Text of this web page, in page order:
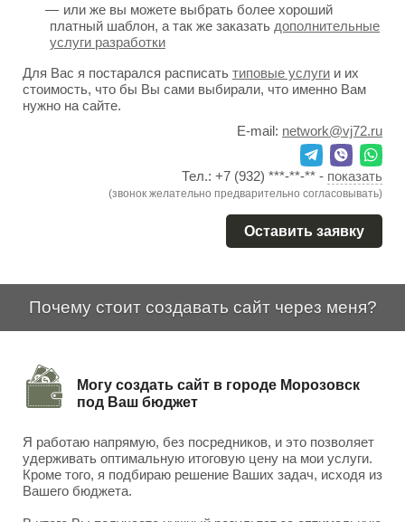
или же вы можете выбрать более хороший
платный шаблон, а так же заказать дополнительные
услуги разработки
Для Вас я постарался расписать типовые услуги и их
стоимость, что бы Вы сами выбирали, что именно Вам
нужно на сайте.
E-mail: network@vj72.ru
Тел.: +7 (932) ***-**-** - показать
(звонок желательно предварительно согласовывать)
Оставить заявку
Почему стоит создавать сайт через меня?
Могу создать сайт в городе Морозовск
под Ваш бюджет
Я работаю напрямую, без посредников, и это позволяет
удерживать оптимальную итоговую цену на мои услуги.
Кроме того, я подбираю решение Ваших задач, исходя из
Вашего бюджета.